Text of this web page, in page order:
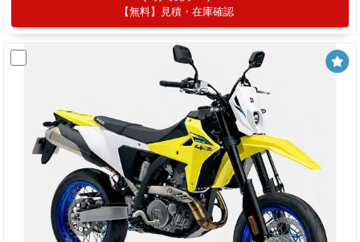
【無料】見積・在庫確認